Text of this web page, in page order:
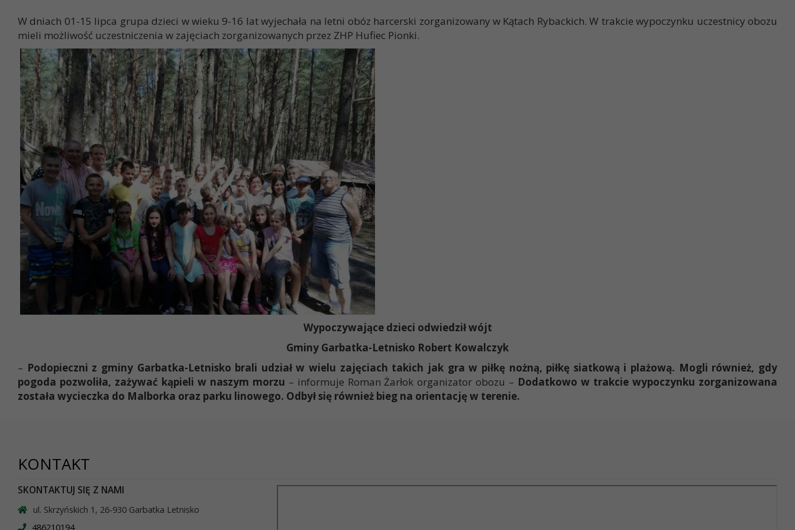
W dniach 01-15 lipca grupa dzieci w wieku 9-16 lat wyjechała na letni obóz harcerski zorganizowany w Kątach Rybackich. W trakcie wypoczynku uczestnicy obozu
mieli możliwość uczestniczenia w zajęciach zorganizowanych przez ZHP Hufiec Pionki.
Wypoczywające dzieci odwiedził wójt
Gminy Garbatka-Letnisko Robert Kowalczyk
– Podopieczni z gminy Garbatka-Letnisko brali udział w wielu zajęciach takich jak gra w piłkę nożną, piłkę siatkową i plażową. Mogli również, gdy
pogoda pozwoliła, zażywać kąpieli w naszym morzu – informuje Roman Żarłok organizator obozu – Dodatkowo w trakcie wypoczynku zorganizowana
została wycieczka do Malborka oraz parku linowego. Odbył się również bieg na orientację w terenie.
KONTAKT
SKONTAKTUJ SIĘ Z NAMI
ul. Skrzyńskich 1, 26-930 Garbatka Letnisko
486210194